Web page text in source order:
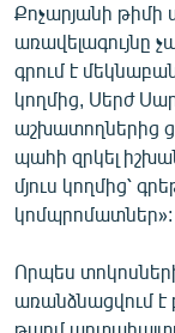
Քոչարյանի թիմի
առավելագույնը
գրում է
կողմից, Սերժ
աշխատողներից
պահի զրկել
մյուս կողմից՝
կոմպրոմատներ»:
Որպես
առանձնացվում է